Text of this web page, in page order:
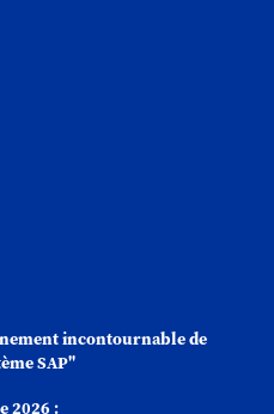
incontournablede
SAP"
2026 :